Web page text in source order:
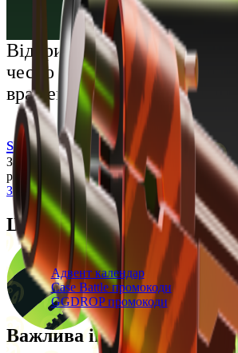
Українська
Відкрий світ преміальних
чесно та насолоджуйся
враженнями
support@cs-wiki.org
Заходячи на цей сайт, ви підтверджуєте,
років. Проблеми із азартними іграми?
Звернеться по допомогу
Щоденні бонуси
Свіжі промокоди
Адвент календар
Case Battle промокоди
GGDROP промокоди
Важлива інформація